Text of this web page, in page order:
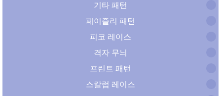
기타 패턴
페이즐리 패턴
피코 레이스
격자 무늬
프린트 패턴
스칼럽 레이스